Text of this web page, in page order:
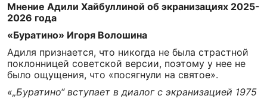
Мнение Адили Хайбуллиной об экранизациях 2025-
2026 года
«Буратино» Игоря Волошина
Адиля признается, что никогда не была страстной
поклонницей советской версии, поэтому у нее не
было ощущения, что «посягнули на святое».
«„Буратино“ вступает в диалог с экранизацией 1975